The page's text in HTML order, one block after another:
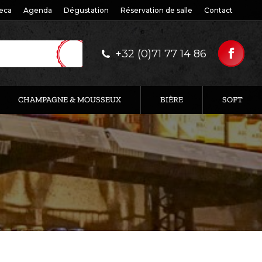
Agenda Dégustation Réservation de salle Contact
+32 (0)71 77 14 86
CHAMPAGNE & MOUSSEUX BIÈRE SOFT